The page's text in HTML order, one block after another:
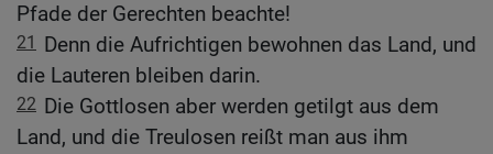
Pfade der Gerechten beachte!
21 Denn die Aufrichtigen bewohnen das Land, und
die Lauteren bleiben darin.
22 Die Gottlosen aber werden getilgt aus dem
Land, und die Treulosen reißt man aus ihm